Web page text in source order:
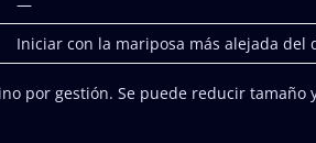
Iniciar con la mariposa más alejada del
por gestión. Se puede reducir tamaño